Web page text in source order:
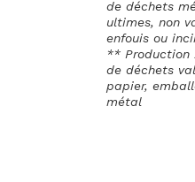
de déchets
ultimes, non
enfouis ou
** Production
de déchets
papier,
métal